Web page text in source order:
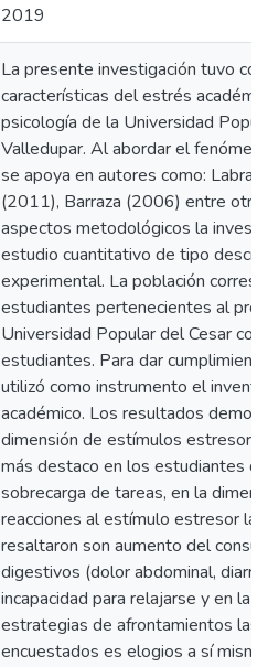
2019
La presente investigación tuvo
características del estrés
psicología de la Universidad
Valledupar. Al abordar el
se apoya en autores como:
(2011), Barraza (2006) entre
aspectos metodológicos la
estudio cuantitativo de tipo
experimental. La población
estudiantes pertenecientes al
Universidad Popular del Cesar
estudiantes. Para dar
utilizó como instrumento el
académico. Los resultados
dimensión de estímulos
más destaco en los estudiantes
sobrecarga de tareas, en la
reacciones al estímulo estresor
resaltaron son aumento del
digestivos (dolor abdominal,
incapacidad para relajarse y en la
estrategias de afrontamientos las
encuestados es elogios a sí